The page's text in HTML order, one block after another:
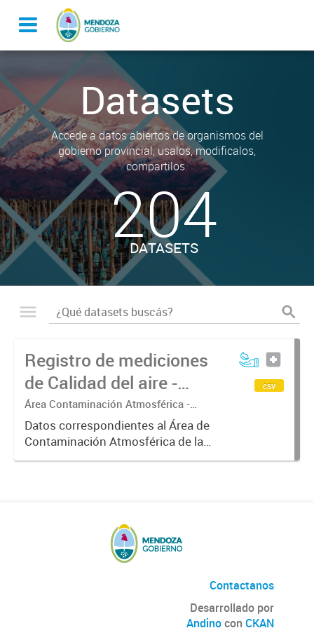
Datasets
Accede a datos abiertos de organismos del
gobierno provincial, usalos, modificalos,
compartilos.
204
DATASETS
Registro de mediciones
de Calidad del aire -
Meteorología
Área Contaminación Atmosférica -
Dirección de Protección Ambiental
Datos correspondientes al Área de
Contaminación Atmosférica de la
Dirección de Protección Ambiental.
csv
Contactanos
Desarrollado por
Andinocon CKAN